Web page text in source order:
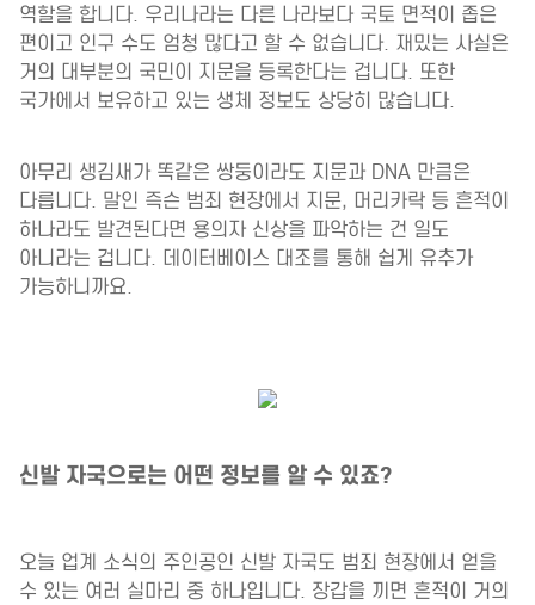
역할을 합니다. 우리나라는 다른 나라보다 국토 면적이 좁은
편이고 인구 수도 엄청 많다고 할 수 없습니다. 재밌는 사실은
거의 대부분의 국민이 지문을 등록한다는 겁니다. 또한
국가에서 보유하고 있는 생체 정보도 상당히 많습니다.
아무리 생김새가 똑같은 쌍둥이라도 지문과 DNA 만큼은
다릅니다. 말인 즉슨 범죄 현장에서 지문, 머리카락 등 흔적이
하나라도 발견된다면 용의자 신상을 파악하는 건 일도
아니라는 겁니다. 데이터베이스 대조를 통해 쉽게 유추가
가능하니까요.
신발 자국으로는 어떤 정보를 알 수 있죠?
오늘 업계 소식의 주인공인 신발 자국도 범죄 현장에서 얻을
수 있는 여러 실마리 중 하나입니다. 장갑을 끼면 흔적이 거의